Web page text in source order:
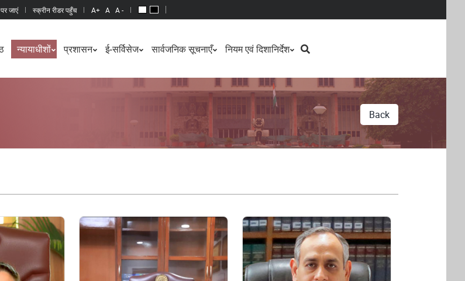
जाएं स्क्रीन रीडर पहुँच A+ A A -
न्यायाधीशों प्रशासन ई-सर्विसेज सार्वजनिक सूचनाएँ नियम एवं दिशानिर्देश
Back